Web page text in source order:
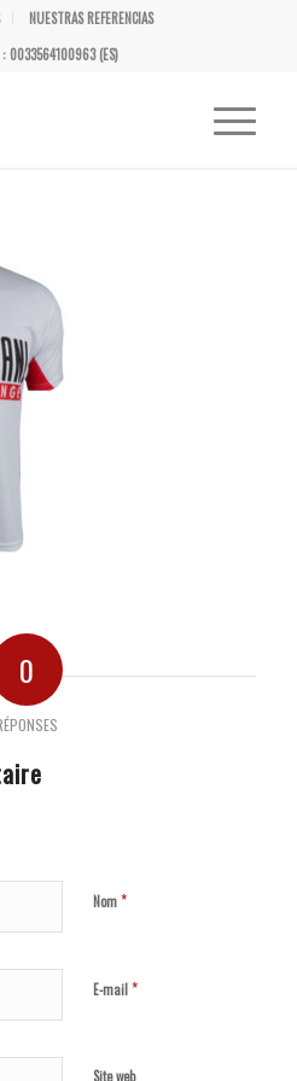
NUESTRAS REFERENCIAS
0033564100963 (ES)
0
Nom*
E-mail*
Site web